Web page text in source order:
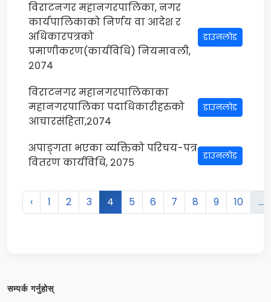
विराटनगर महानगरपालिका, नगर
कार्यपालिकाको निर्णय वा आदेश र
अधिकारपत्रको
प्रमाणीकरण(कार्यविधि) नियमावली,
२०७४
डाउनलोड
विराटनगर महानगरपालिकाका
महानगरपालिका पदाधिकारीहरुको
आचारसंहिता,२०७४
डाउनलोड
अपाङ्गता भएका व्यक्तिको परिचय-पत्र
वितरण कार्यविधि, २०७५
डाउनलोड
‹ 1 2 3 4 5 6 7 8 9 10 ...
सम्पर्क गर्नुहोस्